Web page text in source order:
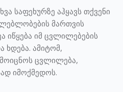
საფეხურზე აჰყავს თქვენი
მართვის
იწყება იმ ცვლილებების
ხდება. ამიტომ,
ცვლილება,
იმოქმედოს.